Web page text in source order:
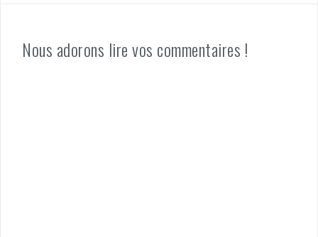
Nous adorons lire vos commentaires !